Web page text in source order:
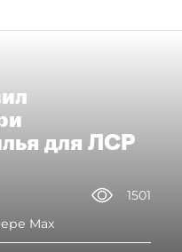
для ЛСР
1501
Max